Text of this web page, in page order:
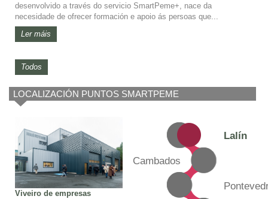
desenvolvido a través do servicio SmartPeme+, nace da
necesidade de ofrecer formación e apoio ás persoas que...
Ler máis
Todos
LOCALIZACIÓN PUNTOS SMARTPEME
Viveiro de empresas
Lalín
Cambados